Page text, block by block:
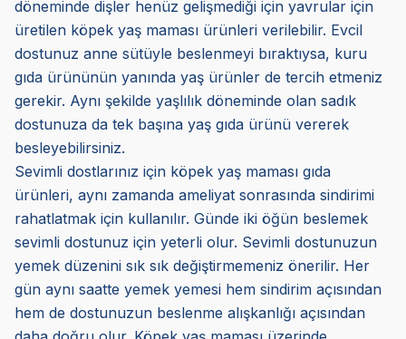
döneminde dişler henüz gelişmediği için yavrular için
üretilen köpek yaş maması ürünleri verilebilir. Evcil
dostunuz anne sütüyle beslenmeyi bıraktıysa, kuru
gıda ürününün yanında yaş ürünler de tercih etmeniz
gerekir. Aynı şekilde yaşlılık döneminde olan sadık
dostunuza da tek başına yaş gıda ürünü vererek
besleyebilirsiniz.
Sevimli dostlarınız için köpek yaş maması gıda
ürünleri, aynı zamanda ameliyat sonrasında sindirimi
rahatlatmak için kullanılır. Günde iki öğün beslemek
sevimli dostunuz için yeterli olur. Sevimli dostunuzun
yemek düzenini sık sık değiştirmemeniz önerilir. Her
gün aynı saatte yemek yemesi hem sindirim açısından
hem de dostunuzun beslenme alışkanlığı açısından